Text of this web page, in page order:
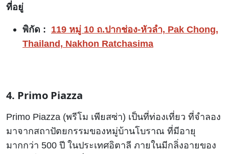
ที่อยู่
พิกัด : 119 หมู่ 10 ถ.ปากช่อง-หัวลำ, Pak Chong,
Thailand, Nakhon Ratchasima
4. Primo Piazza
Primo Piazza (พรีโม เพียสซ่า) เป็นที่ท่องเที่ยว ที่จำลอง
มาจากสถาปัตยกรรมของหมู่บ้านโบราณ ที่มีอายุ
มากกว่า 500 ปี ในประเทศอิตาลี ภายในมีกลิ่งอายของ